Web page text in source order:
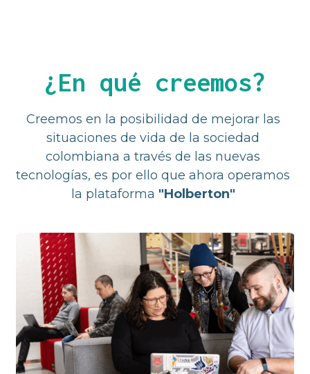
¿En qué creemos?
Creemos en la posibilidad de mejorar las
situaciones de vida de la sociedad
colombiana a través de las nuevas
tecnologías, es por ello que ahora operamos
la plataforma "Holberton"